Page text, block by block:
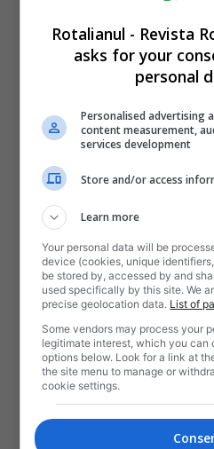
Rotalianul - Revista
asks for your
personal
Personalised advertising
content measurement,
services development
Store and/or access
Learn more
Your personal data will be
device (cookies, unique
be stored by, accessed by and
used specifically by this site. We
precise geolocation data. List of
Some vendors may process your
legitimate interest, which you can
options below. Look for a link at
the site menu to manage or
cookie settings.